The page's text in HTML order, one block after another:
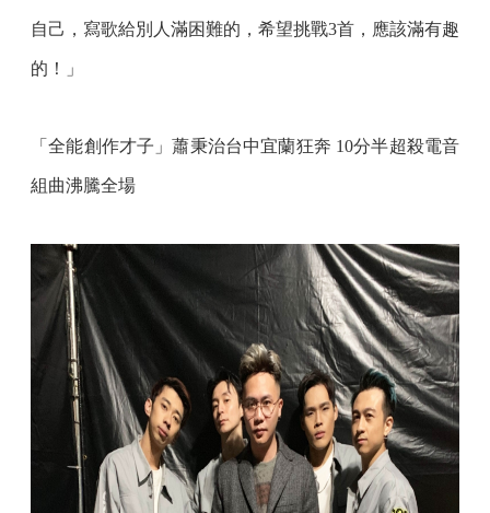
自己，寫歌給別人滿困難的，希望挑戰3首，應該滿有趣
的！」
「全能創作才子」蕭秉治台中宜蘭狂奔 10分半超殺電音
組曲沸騰全場